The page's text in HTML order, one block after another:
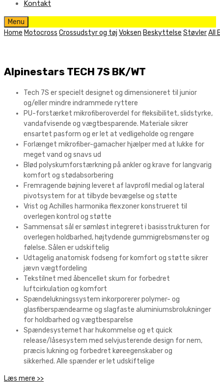
Kontakt
Skip
to
Menu
Home Motocross Crossudstyr og tøj Voksen Beskyttelse StøvlerAll
Alpinestars TECH 7S BK/WT
Tech 7S er specielt designet og dimensioneret til junior
og/eller mindre indrammede ryttere
PU-forstærket mikrofiberoverdel for fleksibilitet, slidstyrke,
vandafvisende og vægtbesparende. Materiale sikrer
ensartet pasform og er let at vedligeholde og rengøre
Forlænget mikrofiber-gamacher hjælper med at lukke for
meget vand og snavs ud
Blød polyskumforstærkning på ankler og krave for langvarig
komfort og stødabsorbering
Fremragende bøjning leveret af lavprofil medial og lateral
pivotsystem for at tilbyde bevægelse og støtte
Vrist og Achilles harmonika flexzoner konstrueret til
overlegen kontrol og støtte
Sammensat sål er sømløst integreret i basisstrukturen for
overlegen holdbarhed, højtydende gummigrebsmønster og
følelse. Sålen er udskiftelig
Udtagelig anatomisk fodseng for komfort og støtte sikrer
jævn vægtfordeling
Tekstilnet med åbencellet skum for forbedret
luftcirkulation og komfort
Spændelukningssystem inkorporerer polymer- og
glasfiberspændearme og slagfaste aluminiumsbrolukninger
for holdbarhed og vægtbesparelse
Spændesystemet har hukommelse og et quick
release/låsesystem med selvjusterende design for nem,
præcis lukning og forbedret køreegenskaber og
sikkerhed. Alle spænder er let udskiftelige
Læs mere >>